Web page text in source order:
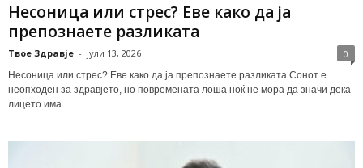
Несоница или стрес? Еве како да ја
препознаете разликата
Твое Здравје - јули 13, 2026 0
Несоница или стрес? Еве како да ја препознаете разликата Сонот е
неопходен за здравјето, но повремената лоша ноќ не мора да значи дека
лицето има...